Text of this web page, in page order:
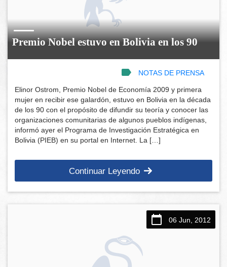
Premio Nobel estuvo en Bolivia en los 90
NOTAS DE PRENSA
Elinor Ostrom, Premio Nobel de Economía 2009 y primera
mujer en recibir ese galardón, estuvo en Bolivia en la década
de los 90 con el propósito de difundir su teoría y conocer las
organizaciones comunitarias de algunos pueblos indígenas,
informó ayer el Programa de Investigación Estratégica en
Bolivia (PIEB) en su portal en Internet. La […]
Continuar Leyendo
06 Jun, 2012